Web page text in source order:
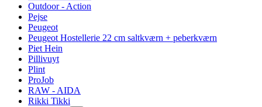
Outdoor - Action
Pejse
Peugeot
Peugeot Hostellerie 22 cm saltkværn + peberkværn
Piet Hein
Pillivuyt
Plint
ProJob
RAW - AIDA
Rikki Tikki